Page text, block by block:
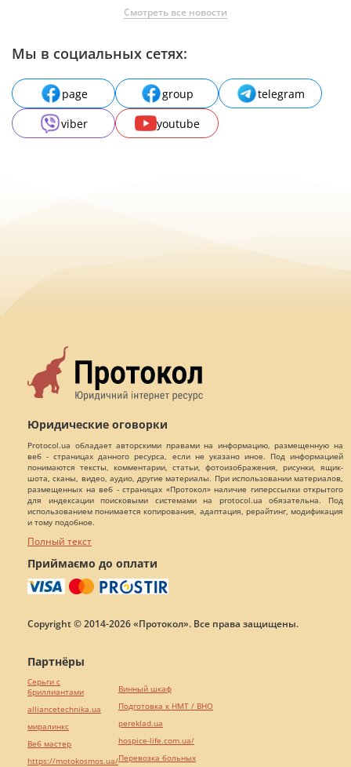
Смотреть все новости
Мы в социальных сетях:
page group
telegram
viber
youtube
Юридические оговорки
Protocol.ua обладает авторскими правами на информацию, размещенную на
веб - страницах данного ресурса, если не указано иное. Под информацией
понимаются тексты, комментарии, статьи, фотоизображения, рисунки, ящик-
шота, сканы, видео, аудио, другие материалы. При использовании материалов,
размещенных на веб - страницах «Протокол» наличие гиперссылки открытого
для индексации поисковыми системами на protocol.ua обязательна. Под
использованием понимается копирования, адаптация, рерайтинг, модификация
и тому подобное.
Полный текст
Приймаємо до оплати
Copyright © 2014-2026 «Протокол». Все права защищены.
Партнёры
Серьги с
бриллиантами
alliancetechnika.ua
миралинкс
Веб мастер
https://motokosmos.ua/
Винный шкаф
Подготовка к НМТ / ВНО
pereklad.ua
hospice-life.com.ua/
Перевозка больных